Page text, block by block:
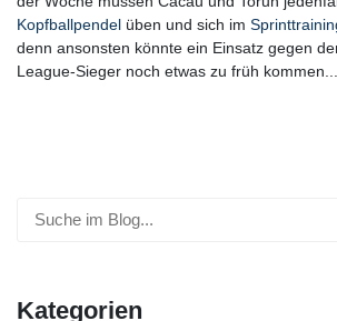
Kopfballpendel üben und sich im
denn ansonsten könnte ein Einsatz gegen
League-Sieger noch etwas zu früh kommen...
Kategorien